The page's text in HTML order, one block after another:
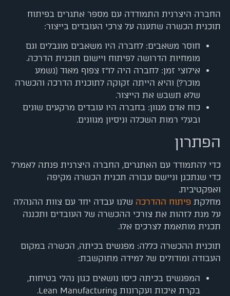
החברה היצרנית התמודדה עם מספר אתגרים בפיתוח
תוכנית הכשרה שתענה על צרכי העובדים בייצור:
חוסר משאבים: לחברה היו משאבים מוגבלים וגם
מומחיות הדרושה לפיתוח ויישום תוכנית הדרכה.
אילוצי זמן: לחברה היה לו"ז צפוף מאוד (נשמע
מוכר?) והיא הייתה זקוקה לתוכנית הדרכה והכשרה
שלא תשבש את הייצור.
כוח אדם מגוון: בחברה היו עובדים מרקעים שונים
ובעלי רמות השכלה וניסיון מגוונים.
הפתרון
כדי להתמודד עם האתגרים, החברה היצרנית פנתה לאמרל
כדי שנתכנן וניישם עבורה תכנית הכשרה מקיפה
ואפקטיבית.
מחלקת פיתוח ההדרכה שלנו עבדה יחד עם צוות ההנהלה
על מנת לזהות את צורכי ההכשרה של העובדים ותכננה
תכנית מותאמת לצרכים אלו.
תוכנית ההכשרה כללה: מפגשים בכיתה, הכשרה במקום
העבודה ומודולים של למידה מתוקשבת:
המפגשים בכיתה כיסו נושאים כגון נהלי בטיחות,
בקרת איכות ועקרונות Lean Manufacturing.